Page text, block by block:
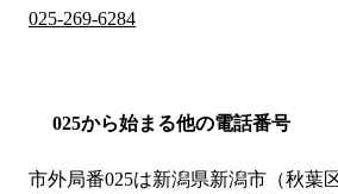
025-269-6284
025から始まる他の電話番号
市外局番025は新潟県新潟市（秋葉